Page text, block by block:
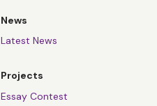
News
Latest News
Projects
Essay Contest